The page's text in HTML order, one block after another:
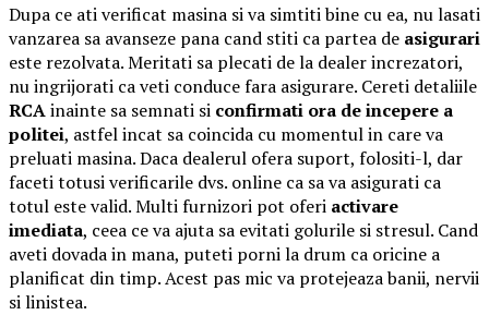
Dupa ce ati verificat masina si va simtiti bine cu ea, nu lasati
vanzarea sa avanseze pana cand stiti ca partea de asigurari
este rezolvata. Meritati sa plecati de la dealer increzatori,
nu ingrijorati ca veti conduce fara asigurare. Cereti detaliile
RCAinainte sa semnati si confirmati ora de incepere a
politei, astfel incat sa coincida cu momentul in care va
preluati masina. Daca dealerul ofera suport, folositi-l, dar
faceti totusi verificarile dvs. online ca sa va asigurati ca
totul este valid. Multi furnizori pot oferi activare
imediata, ceea ce va ajuta sa evitati golurile si stresul. Cand
aveti dovada in mana, puteti porni la drum ca oricine a
planificat din timp. Acest pas mic va protejeaza banii, nervii
si linistea.